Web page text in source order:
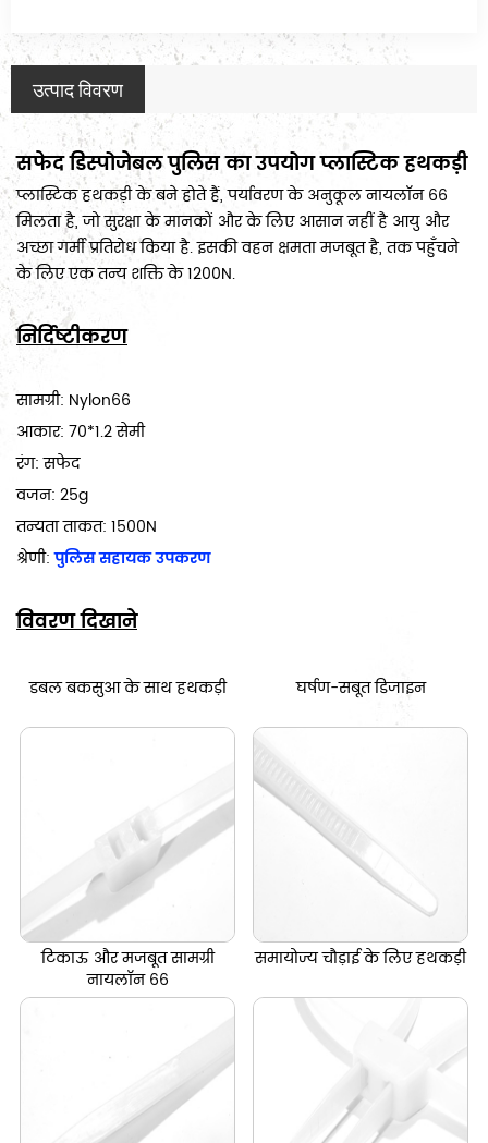
उत्पाद विवरण
सफेद डिस्पोजेबल पुलिस का उपयोग प्लास्टिक हथकड़ी
प्लास्टिक हथकड़ी के बने होते हैं, पर्यावरण के अनुकूल नायलॉन 66
मिलता है, जो सुरक्षा के मानकों और के लिए आसान नहीं है आयु और
अच्छा गर्मी प्रतिरोध किया है. इसकी वहन क्षमता मजबूत है, तक पहुँचने
के लिए एक तन्य शक्ति के 1200N.
निर्दिष्टीकरण
सामग्री: Nylon66
आकार: 70*1.2 सेमी
रंग: सफेद
वजन: 25g
तन्यता ताकत: 1500N
श्रेणी:पुलिस सहायक उपकरण
विवरण दिखाने
डबल बकसुआ के साथ हथकड़ी घर्षण-सबूत डिजाइन
टिकाऊ और मजबूत सामग्री
नायलॉन 66
समायोज्य चौड़ाई के लिए हथकड़ी